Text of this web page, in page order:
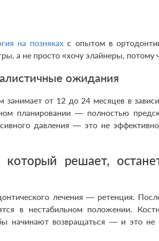
на позняках с опытом в
а не просто «хочу элайнеры, потому
ожидания
занимает от 12 до 24 месяцев в
планировании — полностью
давления — это не
решает,
лечения — ретенция.
в нестабильном положении.
начинают возвращаться — и это не